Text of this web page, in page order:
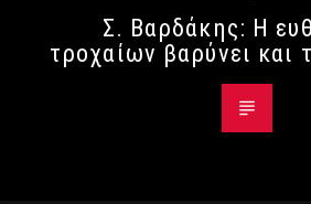
Σ. Βαρδάκης: Η
τροχαίων βαρύνει και